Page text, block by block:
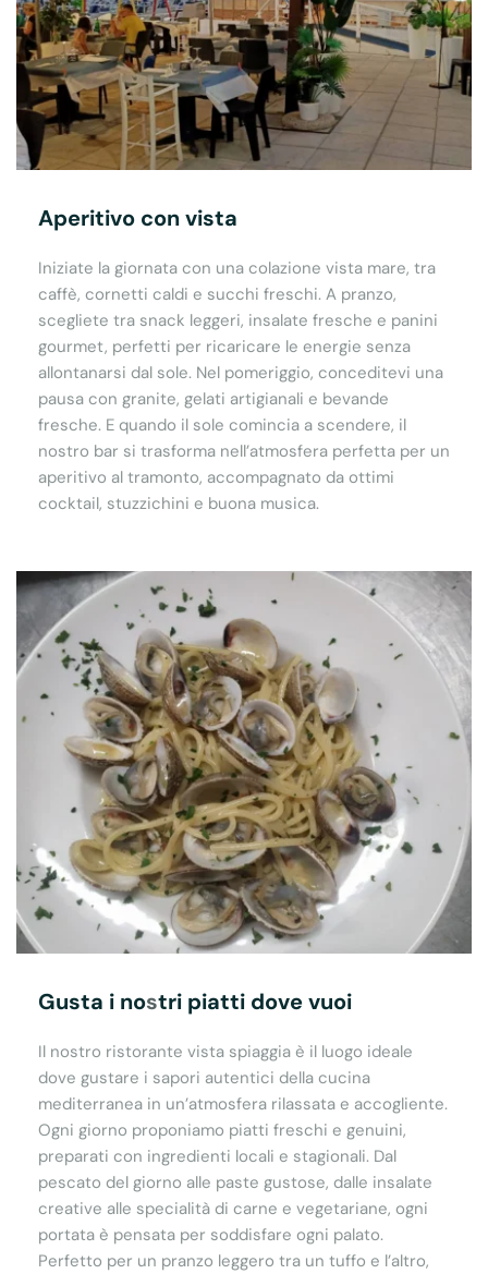
Aperitivo con vista
Iniziate la giornata con una colazione vista mare, tra
caffè, cornetti caldi e succhi freschi. A pranzo,
scegliete tra snack leggeri, insalate fresche e panini
gourmet, perfetti per ricaricare le energie senza
allontanarsi dal sole. Nel pomeriggio, conceditevi una
pausa con granite, gelati artigianali e bevande
fresche. E quando il sole comincia a scendere, il
nostro bar si trasforma nell’atmosfera perfetta per un
aperitivo al tramonto, accompagnato da ottimi
cocktail, stuzzichini e buona musica.
Gusta i nostri piatti dove vuoi
Il nostro ristorante vista spiaggia è il luogo ideale
dove gustare i sapori autentici della cucina
mediterranea in un’atmosfera rilassata e accogliente.
Ogni giorno proponiamo piatti freschi e genuini,
preparati con ingredienti locali e stagionali. Dal
pescato del giorno alle paste gustose, dalle insalate
creative alle specialità di carne e vegetariane, ogni
portata è pensata per soddisfare ogni palato.
Perfetto per un pranzo leggero tra un tuffo e l’altro,